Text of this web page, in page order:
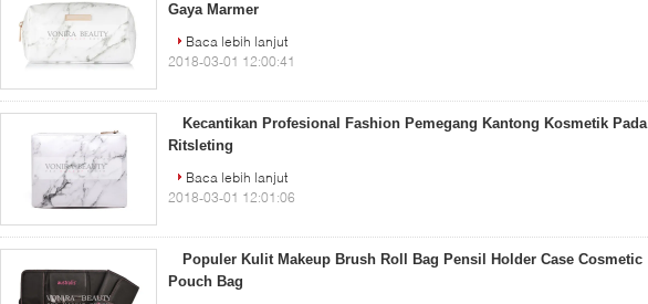
Gaya Marmer
Baca lebih lanjut
2018-03-01 12:00:41
Kecantikan Profesional Fashion Pemegang Kantong Kosmetik Pada
Ritsleting
Baca lebih lanjut
2018-03-01 12:01:06
Populer Kulit Makeup Brush Roll Bag Pensil Holder Case Cosmetic
Pouch Bag